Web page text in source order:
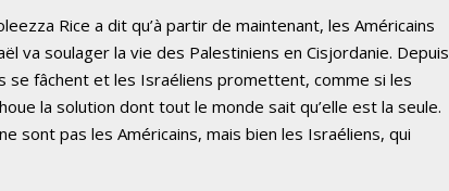
Rice a dit qu’à partir de maintenant, les Américains
va soulager la vie des Palestiniens en Cisjordanie. Depuis
se fâchent et les Israéliens promettent, comme si les
la solution dont tout le monde sait qu’elle est la seule.
sont pas les Américains, mais bien les Israéliens, qui